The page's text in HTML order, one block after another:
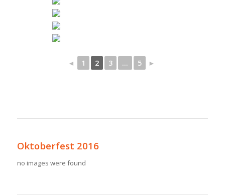
◄ 1 2 3 ... 5 ►
Oktoberfest 2016
no images were found